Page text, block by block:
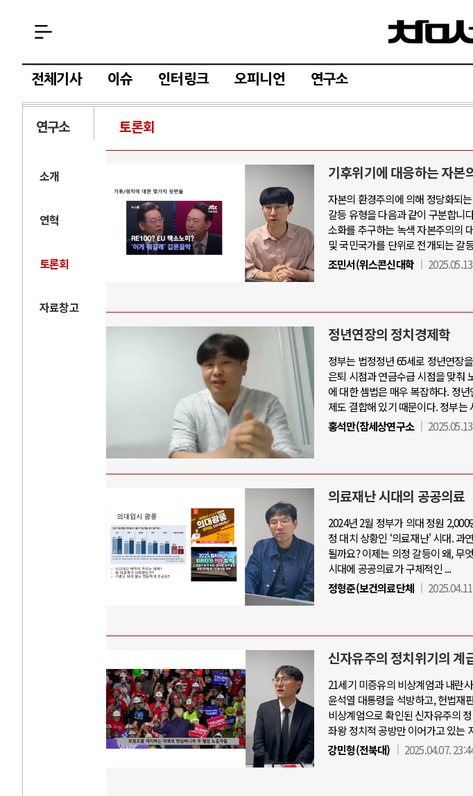
전체기사 이슈 인터링크 오피니언 연구소
연구소 토론회
소개
연혁
토론회
자료창고
기후위기에 대응하는 자본
자본의 환경주의에 의해 정당화되
갈등 유형을 다음과 같이 구분합니
소화를 추구하는 녹색 자본주의의
및 국민국가를 단위로 전개되는 갈
조민서(위스콘신대학
정년연장의 정치경제학
정부는 법정정년 65세로 정년연장
은퇴 시점과 연금수급 시점을 맞춰
에 대한 셈법은 매우 복잡하다. 정
제도 결합해 있기 때문이다. 정부는
홍석만(참세상연구소
의료재난 시대의 공공의료
2024년 2월 정부가 의대 정원
정 대치 상황인 ‘의료재난' 시대. 과
될까요? 이제는 의정 갈등이 왜, 무
시대에 공공의료가 구체적인 ...
정형준(보건의료단체
신자유주의 정치위기의 계
21세기 미증유의 비상계엄과 내란
윤석열 대통령을 석방하고, 헌법재
비상계엄으로 확인된 신자유주의
좌왕 정치적 공방만 이어가고 있는
강민형(전북대)
2025.04.07.
중국 AI, 저가 공세로 글로벌 토큰 시..
AI 국부펀드 구상 놓고 미국 진보진영 ..
AI 데이터센터 반대 투쟁은 새로운 글로..
AI의 숨은 환경 비용: 데이터센터 확산..
러시아-우크라이나 전쟁
전쟁의 추상화: 우크라이나, 대리전의 역..
EU·우크라이나 드론 협력 직후, 러시아..
나토, 우크라 군사지원 2027년까지 공..
우크라이나, 덴마크, 에스토니아, 네덜란..
러·우크라, 대규모 공습 주고받아…민간 ..